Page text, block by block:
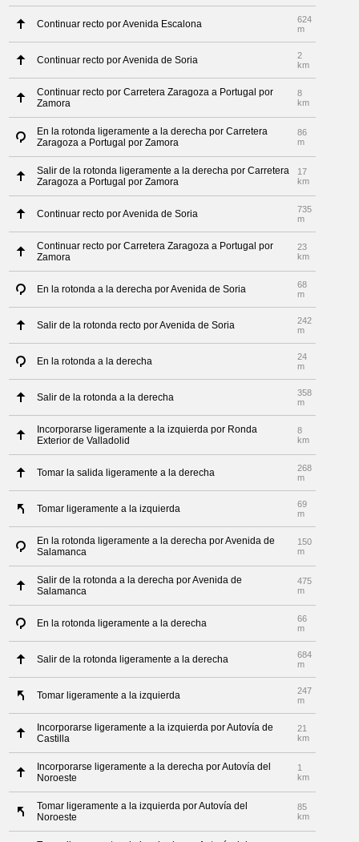
Continuar recto por Avenida Escalona
624
m
Continuar recto por Avenida de Soria
2
km
Continuar recto por Carretera Zaragoza a Portugal por
Zamora
8
km
En la rotonda ligeramente a la derecha por Carretera
Zaragoza a Portugal por Zamora
86
m
Salir de la rotonda ligeramente a la derecha por Carretera
Zaragoza a Portugal por Zamora
17
km
Continuar recto por Avenida de Soria
735
m
Continuar recto por Carretera Zaragoza a Portugal por
Zamora
23
km
En la rotonda a la derecha por Avenida de Soria
68
m
Salir de la rotonda recto por Avenida de Soria
242
m
En la rotonda a la derecha
24
m
Salir de la rotonda a la derecha
358
m
Incorporarse ligeramente a la izquierda por Ronda
Exterior de Valladolid
8
km
Tomar la salida ligeramente a la derecha
268
m
Tomar ligeramente a la izquierda
69
m
En la rotonda ligeramente a la derecha por Avenida de
Salamanca
150
m
Salir de la rotonda a la derecha por Avenida de
Salamanca
475
m
En la rotonda ligeramente a la derecha
66
m
Salir de la rotonda ligeramente a la derecha
684
m
Tomar ligeramente a la izquierda
247
m
Incorporarse ligeramente a la izquierda por Autovía de
Castilla
21
km
Incorporarse ligeramente a la derecha por Autovía del
Noroeste
1
km
Tomar ligeramente a la izquierda por Autovía del
Noroeste
85
km